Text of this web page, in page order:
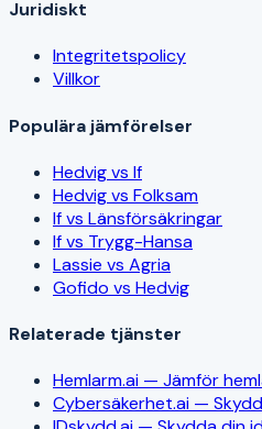
Juridiskt
Integritetspolicy
Villkor
Populära jämförelser
Hedvig vs If
Hedvig vs Folksam
If vs Länsförsäkringar
If vs Trygg-Hansa
Lassie vs Agria
Gofido vs Hedvig
Relaterade tjänster
Hemlarm.ai — Jämför
Cybersäkerhet.ai —